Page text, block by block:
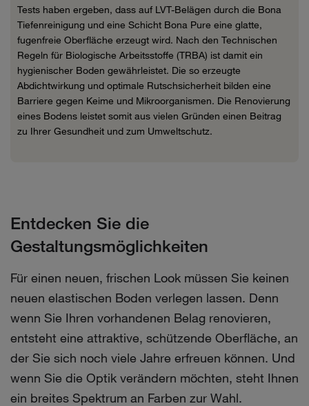
Tests haben ergeben, dass auf LVT-Belägen durch die Bona
Tiefenreinigung und eine Schicht Bona Pure eine glatte,
fugenfreie Oberfläche erzeugt wird. Nach den Technischen
Regeln für Biologische Arbeitsstoffe (TRBA) ist damit ein
hygienischer Boden gewährleistet. Die so erzeugte
Abdichtwirkung und optimale Rutschsicherheit bilden eine
Barriere gegen Keime und Mikroorganismen. Die Renovierung
eines Bodens leistet somit aus vielen Gründen einen Beitrag
zu Ihrer Gesundheit und zum Umweltschutz.
Entdecken Sie die
Gestaltungsmöglichkeiten
Für einen neuen, frischen Look müssen Sie keinen
neuen elastischen Boden verlegen lassen. Denn
wenn Sie Ihren vorhandenen Belag renovieren,
entsteht eine attraktive, schützende Oberfläche, an
der Sie sich noch viele Jahre erfreuen können. Und
wenn Sie die Optik verändern möchten, steht Ihnen
ein breites Spektrum an Farben zur Wahl.